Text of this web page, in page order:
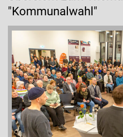
"Kommunalwahl"